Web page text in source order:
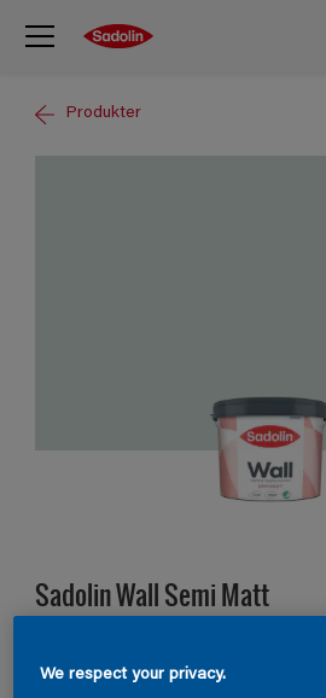
Produkter
Sadolin Wall Semi Matt
We respect your privacy.